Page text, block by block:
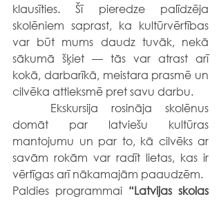
klausīties. Šī pieredze palīdzēja
skolēniem saprast, ka kultūrvērtības
var būt mums daudz tuvāk, nekā
sākumā šķiet — tās var atrast arī
kokā, darbarīkā, meistara prasmē un
cilvēka attieksmē pret savu darbu.
domāt par latviešu kultūras
mantojumu un par to, kā cilvēks ar
savām rokām var radīt lietas, kas ir
vērtīgas arī nākamajām paaudzēm.
Paldies programmai “Latvijas skolas